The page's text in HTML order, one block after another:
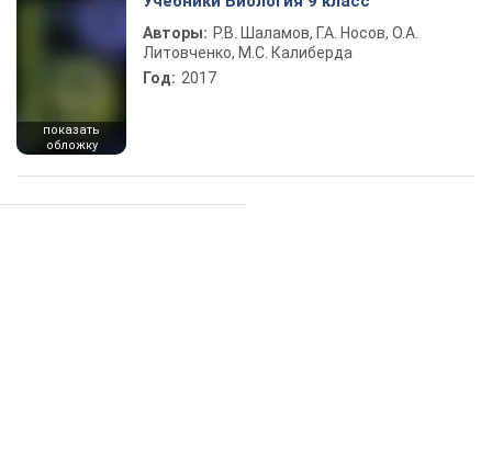
показать
обложку
Авторы: Р.В. Шаламов, Г.А. Носов, О.А.
Литовченко, М.С. Калиберда
Год: 2017